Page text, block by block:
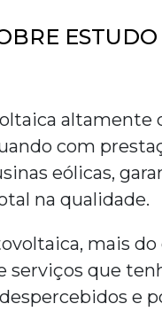
ESTUDO
altamente
com
eólicas,
na qualidade.
, mais
serviços que
e